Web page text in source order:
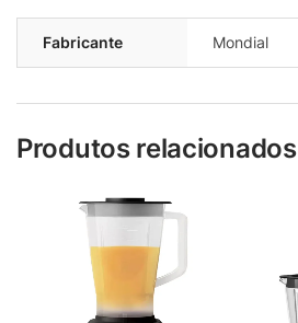
Fabricante Mondial
Produtos relacionados